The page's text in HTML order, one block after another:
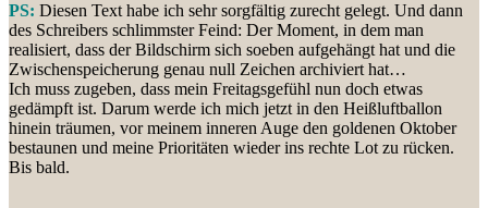
PS: Diesen Text habe ich sehr sorgfältig zurecht gelegt. Und dann
des Schreibers schlimmster Feind: Der Moment, in dem man
realisiert, dass der Bildschirm sich soeben aufgehängt hat und die
Zwischenspeicherung genau null Zeichen archiviert hat…
Ich muss zugeben, dass mein Freitagsgefühl nun doch etwas
gedämpft ist. Darum werde ich mich jetzt in den Heißluftballon
hinein träumen, vor meinem inneren Auge den goldenen Oktober
bestaunen und meine Prioritäten wieder ins rechte Lot zu rücken.
Bis bald.